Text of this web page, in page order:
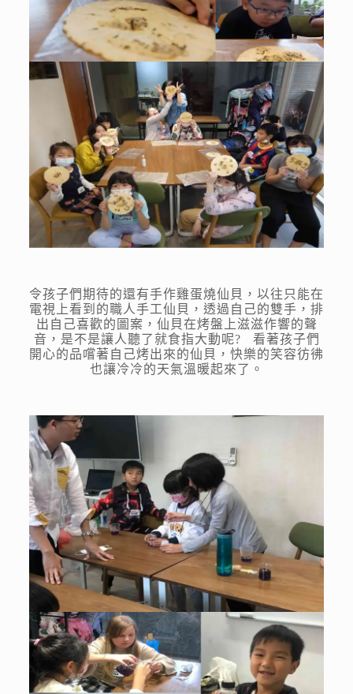
令孩子們期待的還有手作雞蛋燒仙貝，以往只能在
電視上看到的職人手工仙貝，透過自己的雙手，排
出自己喜歡的圖案，仙貝在烤盤上滋滋作響的聲
音，是不是讓人聽了就食指大動呢? 看著孩子們
開心的品嚐著自己烤出來的仙貝，快樂的笑容彷彿
也讓冷冷的天氣溫暖起來了。